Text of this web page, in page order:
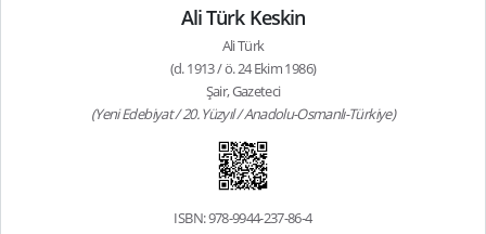
Ali Türk Keskin
Ali Türk
(d. 1913 / ö. 24 Ekim 1986)
Şair, Gazeteci
(Yeni Edebiyat / 20. Yüzyıl / Anadolu-Osmanlı-Türkiye)
ISBN: 978-9944-237-86-4